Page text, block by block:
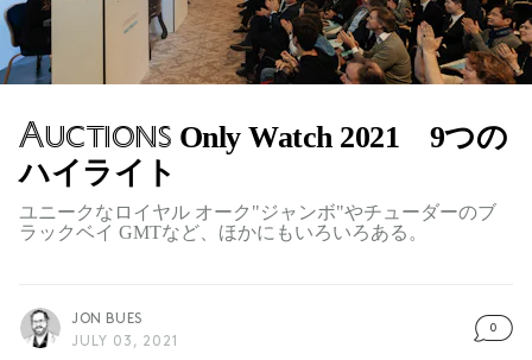
Auctions Only Watch 2021 9つの
ハイライト
ユニークなロイヤル オーク"ジャンボ"やチューダーのブ
ラックベイ GMTなど、ほかにもいろいろある。
JON BUES
JULY 03, 2021
0